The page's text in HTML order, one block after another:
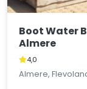
Boot Water
Almere
4,0
Almere,